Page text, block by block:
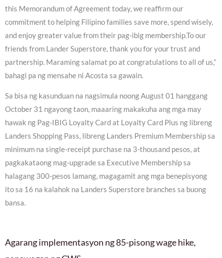
this Memorandum of Agreement today, we reaffirm our
commitment to helping Filipino families save more, spend wisely,
and enjoy greater value from their pag-ibig membership.To our
friends from Lander Superstore, thank you for your trust and
partnership. Maraming salamat po at congratulations to all of us,”
bahagi pa ng mensahe ni Acosta sa gawain.
Sa bisa ng kasunduan na nagsimula noong August 01 hanggang
October 31 ngayong taon, maaaring makakuha ang mga may
hawak ng Pag-IBIG Loyalty Card at Loyalty Card Plus ng libreng
Landers Shopping Pass, libreng Landers Premium Membership sa
minimum na single-receipt purchase na 3-thousand pesos, at
pagkakataong mag-upgrade sa Executive Membership sa
halagang 300-pesos lamang, magagamit ang mga benepisyong
ito sa 16 na kalahok na Landers Superstore branches sa buong
bansa.
Agarang implementasyon ng 85-pisong wage hike,